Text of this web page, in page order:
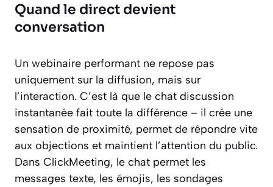
Quand le direct devient
conversation
Un webinaire performant ne repose pas
uniquement sur la diffusion, mais sur
l’interaction. C’est là que le chat discussion
instantanée fait toute la différence – il crée une
sensation de proximité, permet de répondre vite
aux objections et maintient l’attention du public.
Dans ClickMeeting, le chat permet les
messages texte, les émojis, les sondages